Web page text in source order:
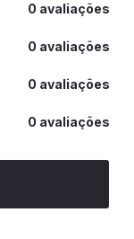
0 avaliações
0 avaliações
0 avaliações
0 avaliações